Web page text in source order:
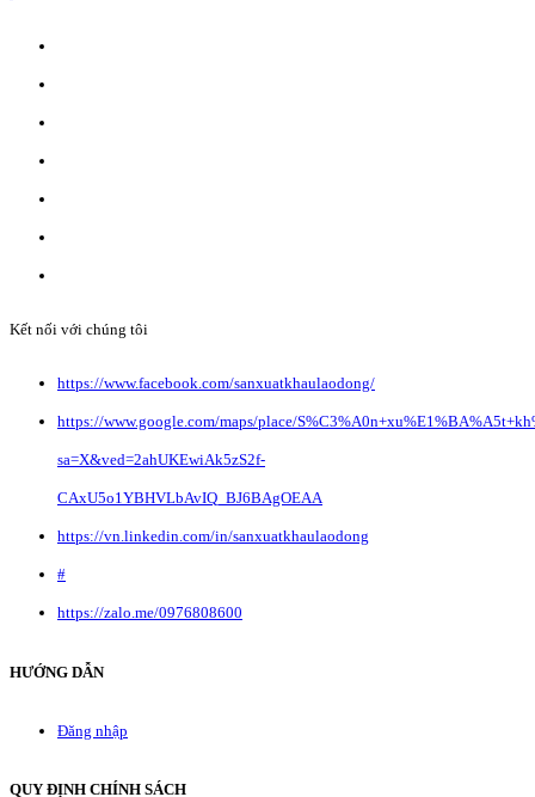
Kết nối với chúng tôi
https://www.facebook.com/sanxuatkhaulaodong/
https://www.google.com/maps/place/
sa=X&ved=2ahUKEwiAk5zS2f-
CAxU5o1YBHVLbAvIQ_BJ6BAgOEAA
https://vn.linkedin.com/in/sanxuatkhaulaodong
#
https://zalo.me/0976808600
HƯỚNG DẪN
Đăng nhập
QUY ĐỊNH CHÍNH SÁCH